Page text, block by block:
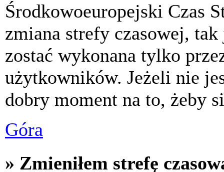
Środkowoeuropejski Czas
zmiana strefy czasowej,
zostać wykonana tylko
użytkowników. Jeżeli nie
dobry moment na to, żeby
Góra
» Zmieniłem strefę